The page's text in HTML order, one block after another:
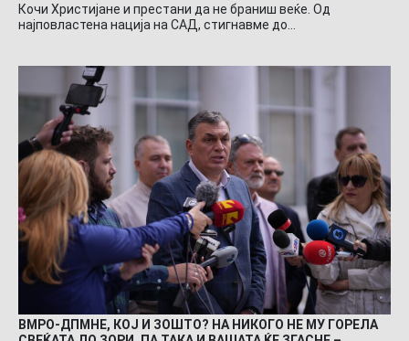
Кочи Христијане и престани да не браниш веќе. Од
најповластена нација на САД, стигнавме до…
ВМРО-ДПМНЕ, КОЈ И ЗОШТО? НА НИКОГО НЕ МУ ГОРЕЛА